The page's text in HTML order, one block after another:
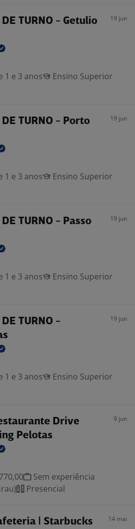
DE TURNO - Getulio
19 jun
1 e 3 anos
Ensino Superior
DE TURNO - Porto
19 jun
1 e 3 anos
Ensino Superior
TURNO - Passo
19 jun
1 e 3 anos
Ensino Superior
TURNO -
19 jun
1 e 3 anos
Ensino Superior
Drive
Pelotas
9 jun
Sem experiência
Presencial
| Starbucks 14 mai